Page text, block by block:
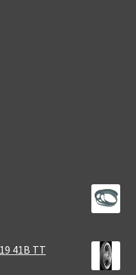
41B TT